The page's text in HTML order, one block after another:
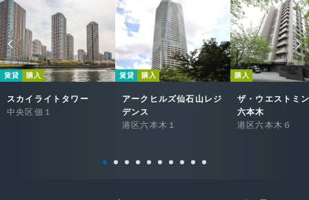
賃貸 購入
スカイライトタワー
中央区佃１
賃貸 購入
アークヒルズ仙石山レジ
デンス
港区六本木１
購入
ザ・ウエストミ
六本木
港区六本木６